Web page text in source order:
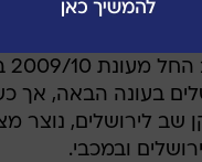
לטענת פניני הוא עמד
ירושלים לא עשה כך.
בעונה הבאה, אך
שב לירושלים, נוצר
ובמכבי.